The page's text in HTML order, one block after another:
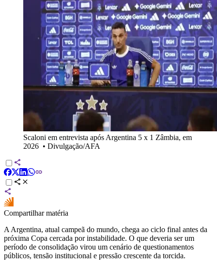
Scaloni em entrevista após Argentina 5 x 1 Zâmbia, em
2026 • Divulgação/AFA
Compartilhar matéria
A Argentina, atual campeã do mundo, chega ao ciclo final antes da
próxima Copa cercada por instabilidade. O que deveria ser um
período de consolidação virou um cenário de questionamentos
públicos, tensão institucional e pressão crescente da torcida.